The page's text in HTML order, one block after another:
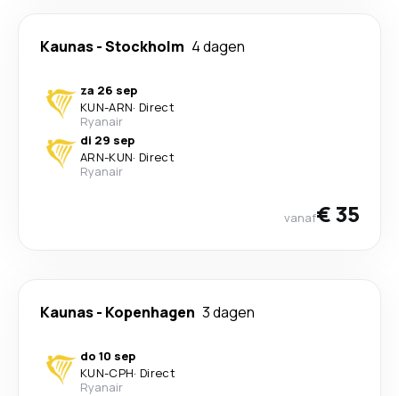
Kaunas-Stockholm 4 dagen
za 26 sep
KUN-ARN· Direct
Ryanair
di 29 sep
ARN-KUN· Direct
Ryanair
vanaf€ 35
Kaunas- Kopenhagen 3 dagen
do 10 sep
KUN-CPH· Direct
Ryanair